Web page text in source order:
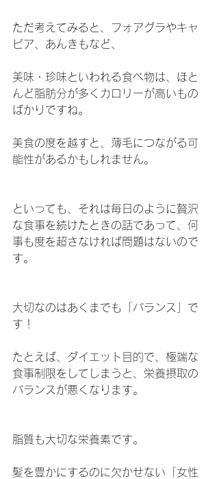
ただ考えてみると、フォアグラやキャ
ビア、あんきもなど、
美味・珍味といわれる食べ物は、ほと
んど脂肪分が多くカロリーが高いもの
ばかりですね。
美食の度を越すと、薄毛につながる可
能性があるかもしれません。
といっても、それは毎日のように贅沢
な食事を続けたときの話であって、何
事も度を超さなければ問題はないので
す。
大切なのはあくまでも「バランス」で
す！
たとえば、ダイエット目的で、極端な
食事制限をしてしまうと、栄養摂取の
バランスが悪くなります。
脂質も大切な栄養素です。
髪を豊かにするのに欠かせない「女性